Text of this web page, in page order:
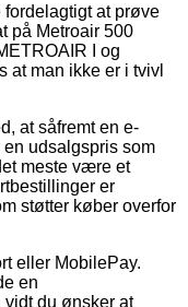
fordelagtigt at prøve
på Metroair 500
I og
at man ikke er i tvivl
at såfremt en e-
udsalgspris som
meste være et
er
støtter køber overfor
eller MobilePay.
en
du ønsker at